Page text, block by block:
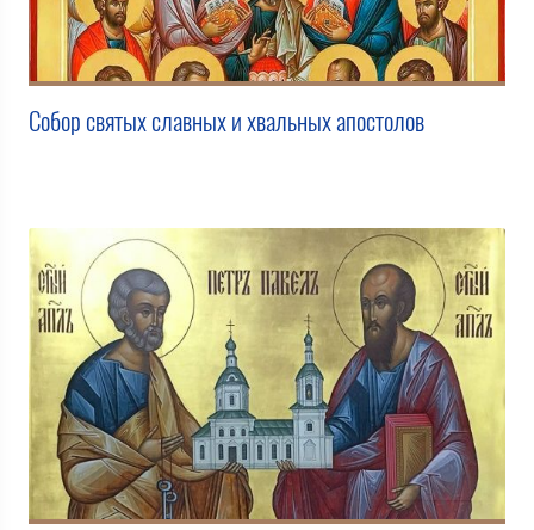
Собор святых славных и хвальных апостолов